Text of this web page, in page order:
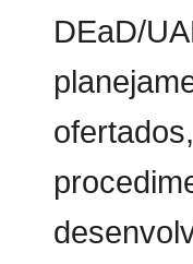
DEaD/